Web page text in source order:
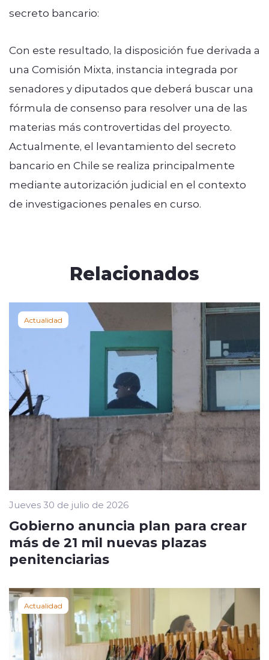
secreto bancario:
Con este resultado, la disposición fue derivada a
una Comisión Mixta, instancia integrada por
senadores y diputados que deberá buscar una
fórmula de consenso para resolver una de las
materias más controvertidas del proyecto.
Actualmente, el levantamiento del secreto
bancario en Chile se realiza principalmente
mediante autorización judicial en el contexto
de investigaciones penales en curso.
Relacionados
Actualidad
Jueves 30 de julio de 2026
Gobierno anuncia plan para crear
más de 21 mil nuevas plazas
penitenciarias
Actualidad